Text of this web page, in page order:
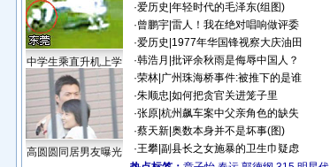
中学生乘直升机上学
高圆圆同居男友曝光
·爱历史 年轻时代的毛泽东(组图)
·曾鹏宇| 雷人！我在绝对唱响做评委
·爱历史 1977年华国锋视察大庆油田
·韩浩月 批评余秋雨是侮辱中国人？
·荣林| 广州珠海桥事件:被推下的是谁
·朱顺忠 如何把贪官关进笼子里
·张原| 杭州飙车案中父亲角色的缺失
·蔡天新| 奥数本身并不是坏事(图)
·王攀| 副县长之女施暴的卫生巾疑虑